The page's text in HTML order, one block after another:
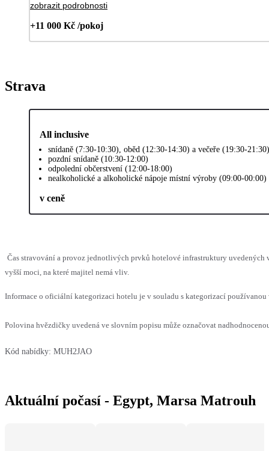
zobrazit podrobnosti
+11 000 Kč /pokoj
Strava
All inclusive
snídaně (7:30-10:30), oběd (12:30-14:30) a večeře (19:30-
pozdní snídaně (10:30-12:00)
odpolední občerstvení (12:00-18:00)
nealkoholické a alkoholické nápoje místní výroby (09:00-00:00)
v ceně
Čas stravování a provoz jednotlivých prvků hotelové infrastruktury uvedených
vyšší moci, na které majitel nemá vliv.
Informace o oficiální kategorizaci hotelu je v souladu s kategorizací
Polovina hvězdičky uvedená ve slovním popisu může označovat
Kód nabídky: MUH2JAO
Aktuální počasí - Egypt, Marsa Matrouh